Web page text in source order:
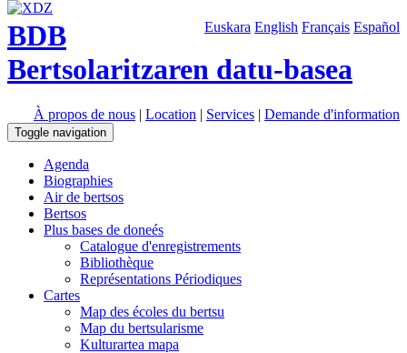
Euskara English Français Español
BDB
Bertsolaritzaren datu-basea
À propos de nous | Location | Services | Demande d'information
Toggle navigation
Agenda
Biographies
Air de bertsos
Bertsos
Plus bases de doneés
Catalogue d'enregistrements
Bibliothèque
Représentations Périodiques
Cartes
Map des écoles du bertsu
Map du bertsularisme
Kulturartea mapa